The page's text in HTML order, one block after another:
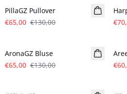
PillaGZ Pullover
€65,00 €130,00
AronaGZ Bluse
€65,00 €130,00